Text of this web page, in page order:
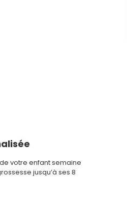
votre enfant semaine
jusqu’à ses 8